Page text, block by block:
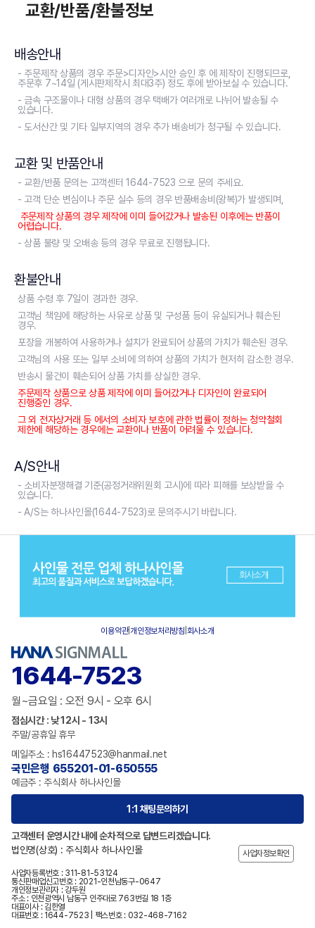
교환/반품/환불정보
배송안내
- 주문제작 상품의 경우 주문>디자인>시안 승인 후 에 제작이 진행되므로,
주문후 7~14일 (게시판제작시 최대3주) 정도 후에 받아보실 수 있습니다.
- 금속 구조물이나 대형 상품의 경우 택배가 여러개로 나뉘어 발송될 수
있습니다.
- 도서산간 및 기타 일부지역의 경우 추가 배송비가 청구될 수 있습니다.
교환 및 반품안내
- 교환/반품 문의는 고객센터 1644-7523 으로 문의 주세요.
- 고객 단순 변심이나 주문 실수 등의 경우 반품배송비(왕복)가 발생되며,
주문제작 상품의 경우 제작에 이미 들어갔거나 발송된 이후에는 반품이
어렵습니다.
- 상품 불량 및 오배송 등의 경우 무료로 진행됩니다.
환불안내
상품 수령 후 7일이 경과한 경우.
고객님 책임에 해당하는 사유로 상품 및 구성품 등이 유실되거나 훼손된
경우.
포장을 개봉하여 사용하거나 설치가 완료되어 상품의 가치가 훼손된 경우.
고객님의 사용 또는 일부 소비에 의하여 상품의 가치가 현저히 감소한 경우.
반송시 물건이 훼손되어 상품 가치를 상실한 경우.
주문제작 상품으로 상품 제작에 이미 들어갔거나 디자인이 완료되어
진행중인 경우.
그 외 전자상거래 등 에서의 소비자 보호에 관한 법률이 정하는 청약철회
제한에 해당하는 경우에는 교환이나 반품이 어려울 수 있습니다.
A/S안내
- 소비자분쟁해결 기준(공정거래위원회 고시)에 따라 피해를 보상받을 수
있습니다.
- A/S는 하나사인몰(1644-7523)로 문의주시기 바랍니다.
이용약관|개인정보처리방침 회사소개
1644-7523
월~금요일 : 오전 9시 - 오후 6시
점심시간 : 낮 12시 - 13시
주말/공휴일 휴무
메일주소 : hs16447523@hanmail.net
국민은행 655201-01-650555
예금주 : 주식회사 하나사인몰
1:1 채팅문의하기
고객센터 운영시간 내에 순차적으로 답변드리겠습니다.
법인명(상호) : 주식회사 하나사인몰
사업자정보확인
사업자등록번호 : 311-81-53124
통신판매업신고번호 : 2021-인천남동구-0647
개인정보관리자 : 강두원
주소 : 인천광역시 남동구 인주대로 763번길 18 1층
대표이사 : 김한열
대표번호 : 1644-7523 | 팩스번호 : 032-468-7162